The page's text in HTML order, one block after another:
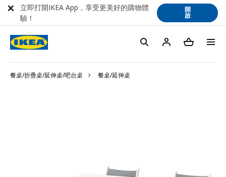
餐桌/折疊桌/延伸桌/吧台桌 餐桌/延伸桌
立即打開IKEA App，享受更美好的購物體
驗！
開
啟